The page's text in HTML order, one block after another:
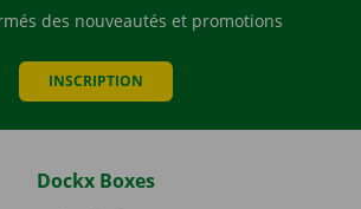
des nouveautés et promotions
INSCRIPTION
Dockx Boxes